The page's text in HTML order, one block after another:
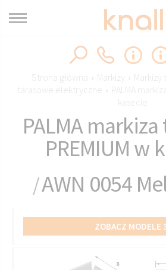
Strona główna › Markizy › Markizy
tarasowe elektryczne
› PALMA
kasecie
PALMA
PREMIUM w
/AWN 0054
ZOBACZ MODELE